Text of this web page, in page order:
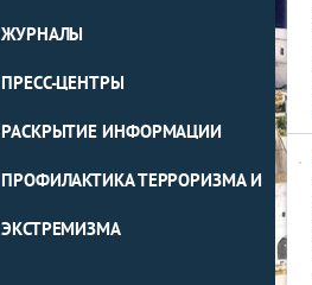
ЖУРНАЛЫ
ПРЕСС-ЦЕНТРЫ
РАСКРЫТИЕ ИНФОРМАЦИИ
ПРОФИЛАКТИКА ТЕРРОРИЗМА И
ЭКСТРЕМИЗМА